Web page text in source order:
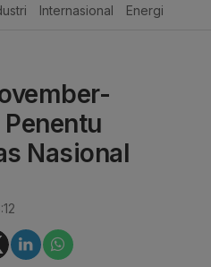
Internasional Energi
Nasional